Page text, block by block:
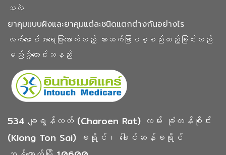
သလဲ
ยาคุมแบบฝังและยาคุมแต่ละชนิดแตกต่างกันอย่างไร
လက်မောင်းအရေပြားအောက်ထည့် သား‌ဆက်ခြားပစ္စည်းထည့်ခြင်းသည်
မည်သို့ကောင်းသနည်း
534 ချရွန်လတ် (Charoen Rat) လမ်း ခုံတန်စိုင်း
(Klong Ton Sai) ခရိုင်၊ ခေါင်ဆန်ခရိုင်